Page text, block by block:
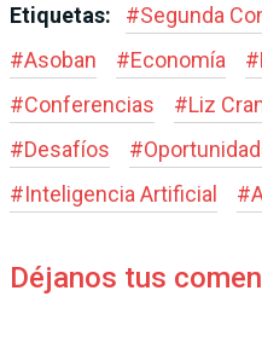
Etiquetas: #Segunda
#Asoban #Economía #
#Conferencias #Liz
#Desafíos #
#Inteligencia Artificial #
Déjanos tus